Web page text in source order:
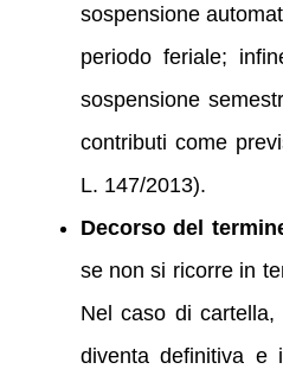
sospensione
periodo feriale;
sospensione
contributi come
L. 147/2013).
Decorso del
se non si ricorre in
Nel caso di
diventa definitiva e